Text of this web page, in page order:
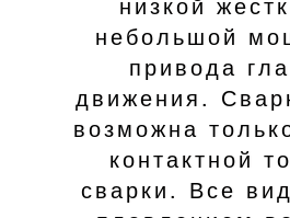
небольшой
привода
движения.
возможна
контактной
сварки. Все